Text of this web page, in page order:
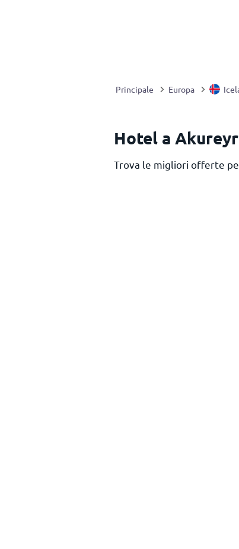
Principale Europa
Hotel a
Trova le migliori offerte